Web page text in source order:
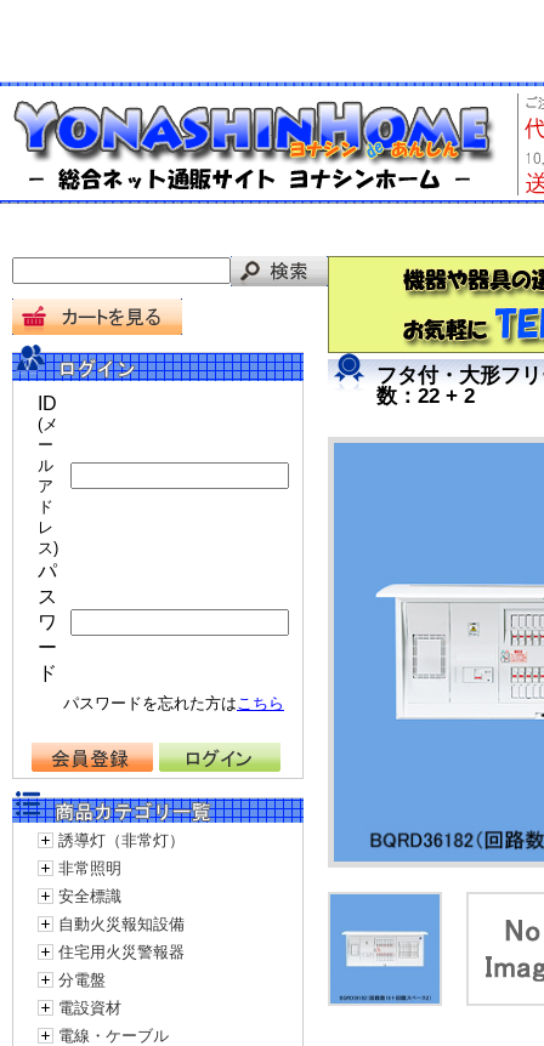
ID
(メ
ー
ル
ア
ド
レ
ス)
パ
ス
ワ
ー
ド
パスワードを忘れた方はこちら
誘導灯（非常灯）
非常照明
安全標識
自動火災報知設備
住宅用火災警報器
分電盤
電設資材
電線・ケーブル
フタ付・大形フ
数：22 + 2